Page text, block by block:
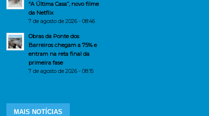
“A Última Casa”, novo filme
da Netflix
7 de agosto de 2026 - 08:46
Obras da Ponte dos
Barreiros chegam a 75% e
entram na reta final da
primeira fase
7 de agosto de 2026 - 08:15
MAIS NOTÍCIAS